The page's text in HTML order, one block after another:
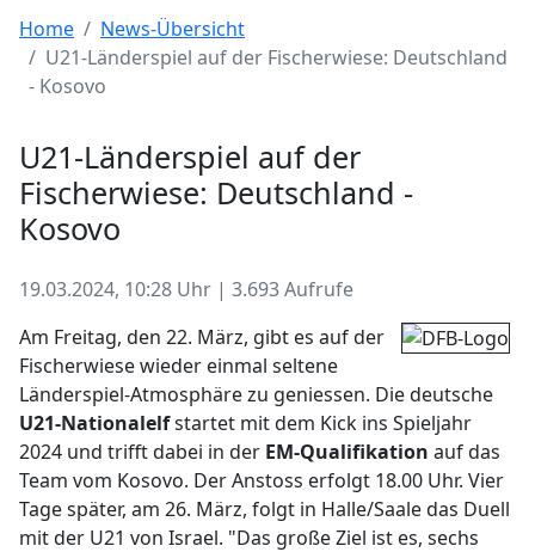
Home
News-Übersicht
U21-Länderspiel auf der Fischerwiese: Deutschland
- Kosovo
U21-Länderspiel auf der
Fischerwiese: Deutschland -
Kosovo
19.03.2024, 10:28 Uhr | 3.693 Aufrufe
Am Freitag, den 22. März, gibt es auf der
Fischerwiese wieder einmal seltene
Länderspiel-Atmosphäre zu geniessen. Die deutsche
U21-Nationalelfstartet mit dem Kick ins Spieljahr
2024 und trifft dabei in der EM-Qualifikation auf das
Team vom Kosovo. Der Anstoss erfolgt 18.00 Uhr. Vier
Tage später, am 26. März, folgt in Halle/Saale das Duell
mit der U21 von Israel. "Das große Ziel ist es, sechs